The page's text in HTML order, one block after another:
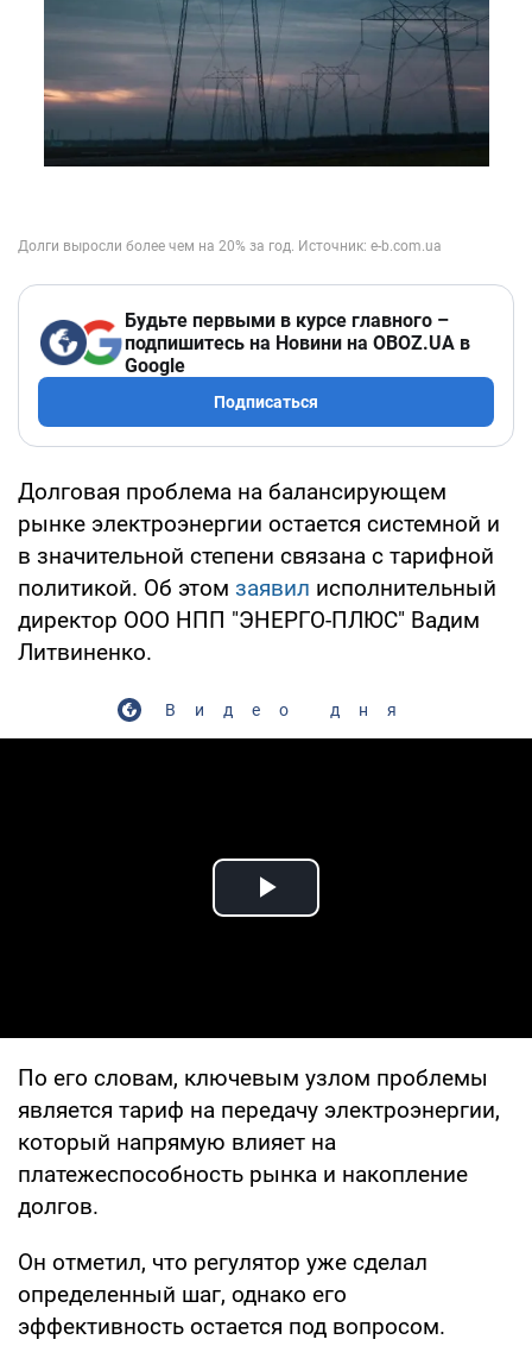
Будьте первыми в курсе главного –
подпишитесь на Новини на OBOZ.UA в
Google
Подписаться
Долговая проблема на балансирующем
рынке электроэнергии остается системной и
в значительной степени связана с тарифной
политикой. Об этом заявил исполнительный
директор ООО НПП "ЭНЕРГО-ПЛЮС" Вадим
Литвиненко.
Видео дня
Play Video
По его словам, ключевым узлом проблемы
является тариф на передачу электроэнергии,
который напрямую влияет на
платежеспособность рынка и накопление
долгов.
Он отметил, что регулятор уже сделал
определенный шаг, однако его
эффективность остается под вопросом.